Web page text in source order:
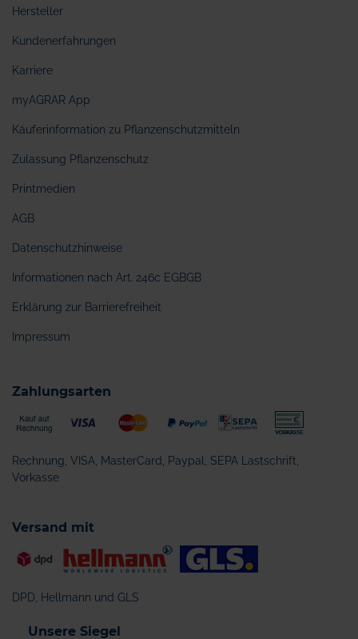
Hersteller
Kundenerfahrungen
Karriere
myAGRAR App
Käuferinformation zu Pflanzenschutzmitteln
Zulassung Pflanzenschutz
Printmedien
AGB
Datenschutzhinweise
Informationen nach Art. 246c EGBGB
Erklärung zur Barrierefreiheit
Impressum
Zahlungsarten
Rechnung, VISA, MasterCard, Paypal, SEPA Lastschrift,
Vorkasse
Versand mit
DPD, Hellmann und GLS
Unsere Siegel